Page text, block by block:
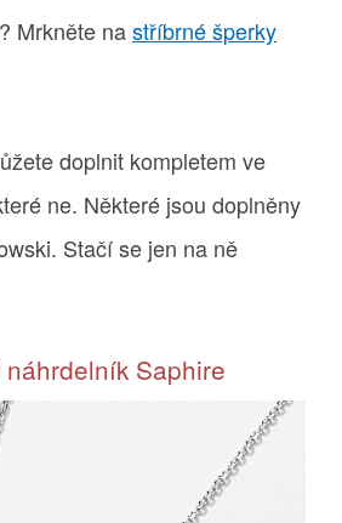
Mrkněte nastříbrné šperky
doplnit kompletem ve
ne. Některé jsou doplněny
Stačí se jen na ně
Saphire